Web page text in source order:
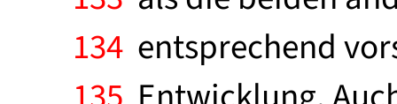
134 entsprechend